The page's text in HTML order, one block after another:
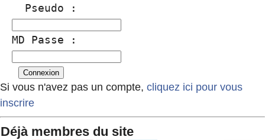
  Pseudo :
MD Passe :
Si vous n'avez pas un compte, cliquez ici pour vous
inscrire
Déjà membres du site